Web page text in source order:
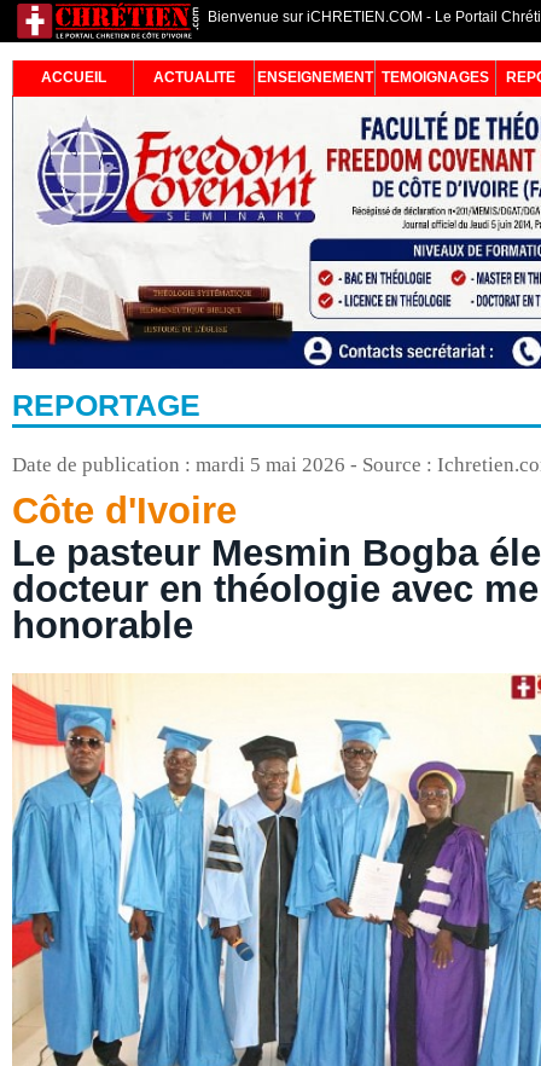
Bienvenue sur iCHRETIEN.COM - Le Portail
ACCUEIL ACTUALITE ENSEIGNEMENT TEMOIGNAGES
REPORTAGE
Date de publication : mardi 5 mai 2026 - Source :
Côte d'Ivoire
Le pasteur Mesmin Bogba
docteur en théologie avec
honorable